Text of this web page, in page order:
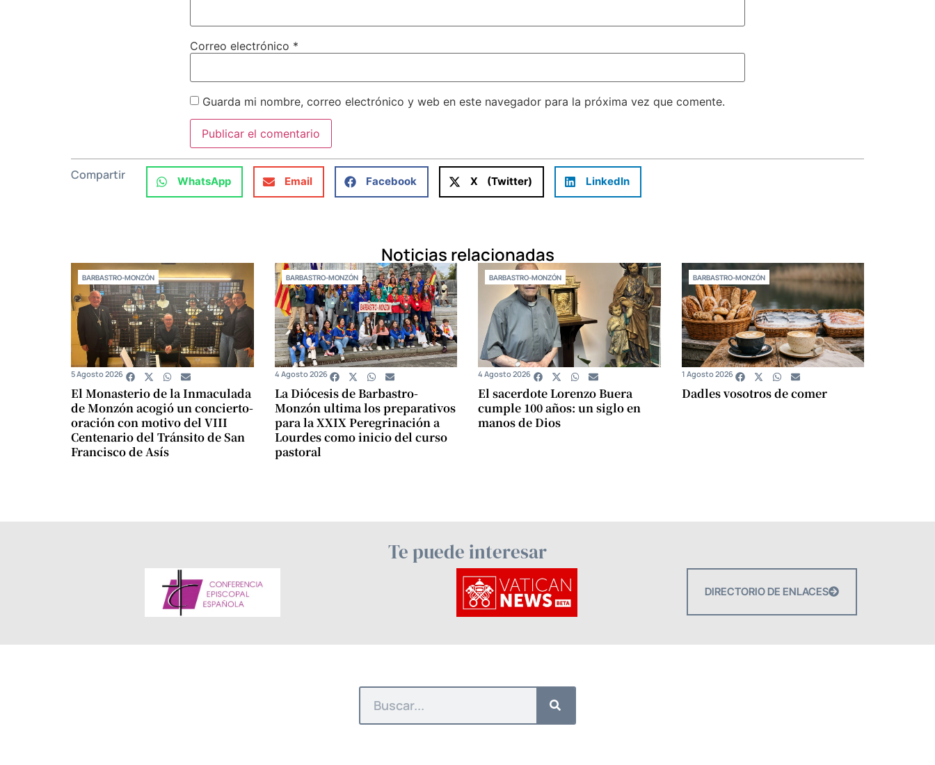
Correo electrónico *
Guarda mi nombre, correo electrónico y web en este navegador para la próxima vez que comente.
Compartir WhatsApp Email Facebook X (Twitter) LinkedIn
Noticias relacionadas
BARBASTRO-MONZÓN
El Monasterio de la Inmaculada
de Monzón acogió un concierto-
oración con motivo del VIII
Centenario del Tránsito de San
Francisco de Asís
5 Agosto 2026
BARBASTRO-MONZÓN
La Diócesis de Barbastro-
Monzón ultima los preparativos
para la XXIX Peregrinación a
Lourdes como inicio del curso
pastoral
4 Agosto 2026
BARBASTRO-MONZÓN
El sacerdote Lorenzo Buera
cumple 100 años: un siglo en
manos de Dios
4 Agosto 2026
BARBASTRO-MONZÓN
Dadles vosotros de comer
1 Agosto 2026
Te puede interesar
DIRECTORIO DE ENLACES